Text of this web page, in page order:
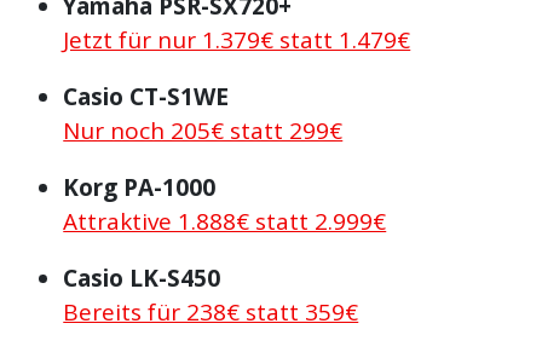
Jetzt für nur 1.379€ statt 1.479€
Casio CT-S1WE
Nur noch 205€ statt 299€
Korg PA-1000
Attraktive 1.888€ statt 2.999€
Casio LK-S450
Bereits für 238€ statt 359€